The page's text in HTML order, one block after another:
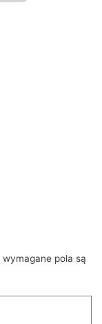
wymagane pola są